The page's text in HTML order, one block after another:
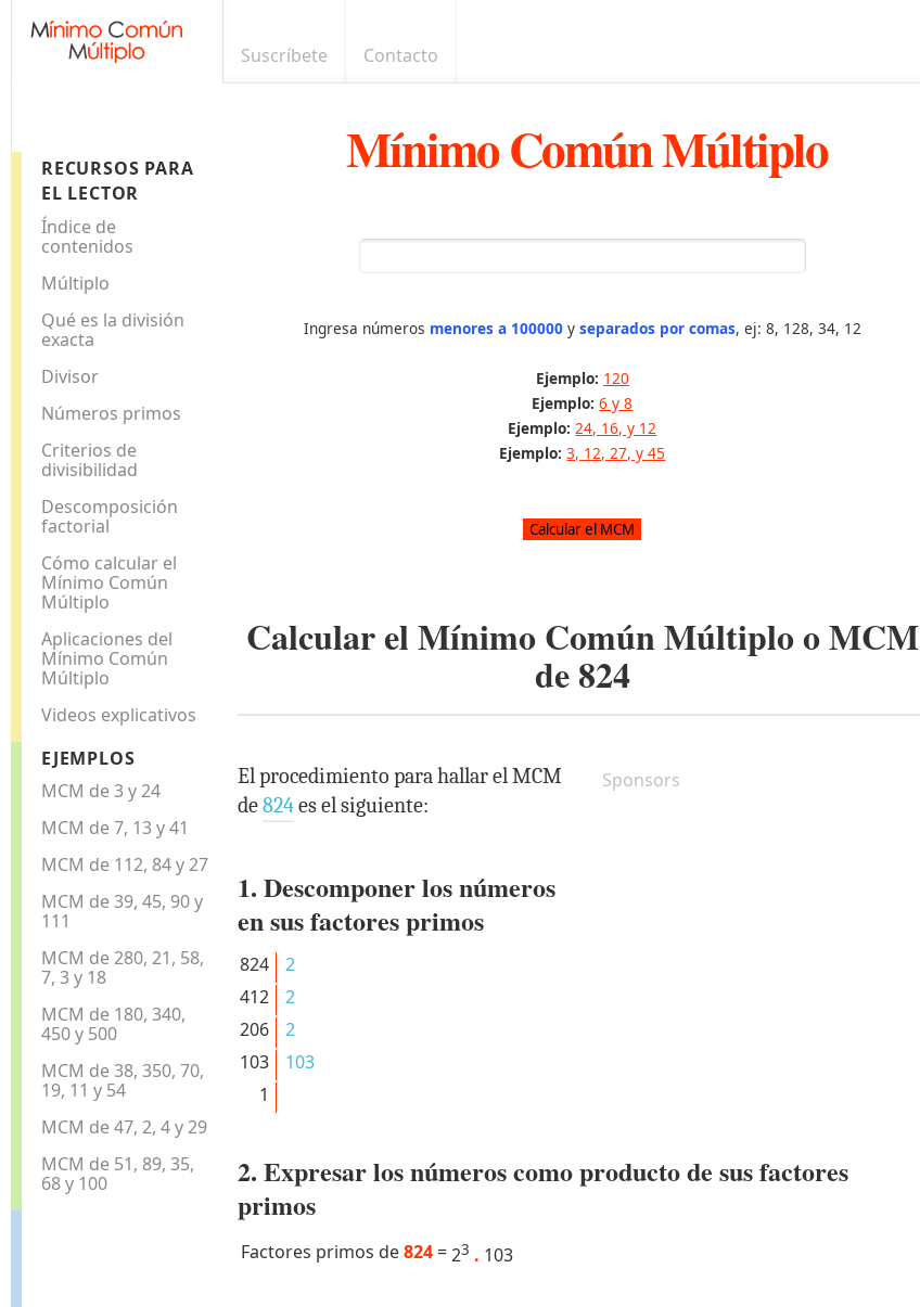
Suscríbete Contacto
RECURSOS PARA
EL LECTOR
Índice de
contenidos
Múltiplo
Qué es la división
exacta
Divisor
Números primos
Criterios de
divisibilidad
Descomposición
factorial
Cómo calcular el
Mínimo Común
Múltiplo
Aplicaciones del
Mínimo Común
Múltiplo
Videos explicativos
EJEMPLOS
MCM de 3 y 24
MCM de 7, 13 y 41
MCM de 112, 84 y 27
MCM de 39, 45, 90 y
111
MCM de 280, 21, 58,
7, 3 y 18
MCM de 180, 340,
450 y 500
MCM de 38, 350, 70,
19, 11 y 54
MCM de 47, 2, 4 y 29
MCM de 51, 89, 35,
68 y 100
Mínimo Común Múltiplo
Ingresa números menores a 100000y separados por comas, ej: 8, 128, 34, 12
Ejemplo: 120
Ejemplo: 6 y 8
Ejemplo: 24, 16, y 12
Ejemplo: 3, 12, 27, y 45
Calcular el Mínimo Común Múltiplo o MCM
de824
Sponsors
El procedimiento para hallar el MCM
de824es el siguiente:
1. Descomponer los números
en sus factores primos
824
2
412
2
206
2
103
103
1
2. Expresar los números como producto de sus factores
primos
Factores primos de824 =23 . 103